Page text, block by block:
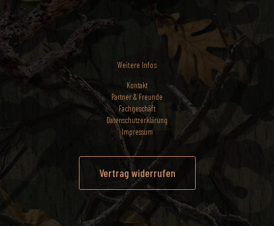
Weitere Infos
Kontakt
Partner & Freunde
Fachgeschäft
Datenschutzerklärung
Impressum
Vertrag widerrufen